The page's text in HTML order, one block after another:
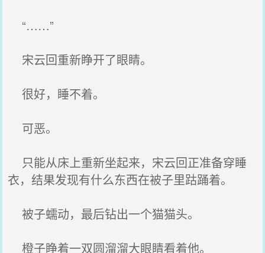
“……”
宋云回重新睁开了眼睛。
很好，睡不着。
可恶。
只能从床上重新坐起来，宋云回正准备穿睡
衣，结果发现有什么东西在被子里跍踊着。
被子蠕动，最后钻出一个猫猫头。
橙子睁着一双圆溜溜大眼睛看着他。